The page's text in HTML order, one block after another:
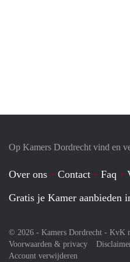
Op Kamers Dordrecht vind en
Over ons Contact Faq
Gratis je Kamer aanbieden
© 2026 - Kamers Dordrecht - KvK
Voorwaarden & privacy
Account verwijderen